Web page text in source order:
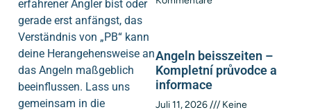
erfahrener Angler bist oder
gerade erst anfängst, das
Verständnis von „PB“ kann
deine Herangehensweise an
das Angeln maßgeblich
beeinflussen. Lass uns
gemeinsam in die
Angeln beisszeiten –
Kompletní průvodce a
informace
Juli 11, 2026
Keine